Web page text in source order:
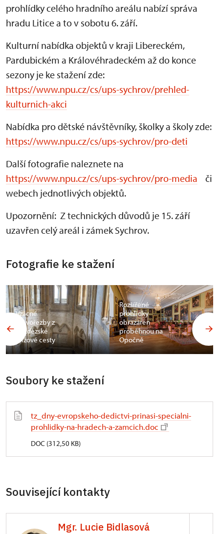
prohlídky celého hradního areálu nabízí správa
hradu Litice a to v sobotu 6. září.
Kulturní nabídka objektů v kraji Libereckém,
Pardubickém a Královéhradeckém až do konce
sezony je ke stažení zde:
https://www.npu.cz/cs/ups-sychrov/prehled-
kulturnich-akci
Nabídka pro dětské návštěvníky, školky a školy zde:
https://www.npu.cz/cs/ups-sychrov/pro-deti
Další fotografie naleznete na
https://www.npu.cz/cs/ups-sychrov/pro-media či
webech jednotlivých objektů.
Upozornění: Z technických důvodů je 15. září
uzavřen celý areál i zámek Sychrov.
Fotografie ke stažení
Vzácné
dřevořezby z
bezdězské
křížové cesty
Rozšířené
prohlídky
obrazáren
proběhnou na
Opočně
Soubory ke stažení
tz_dny-evropskeho-dedictvi-prinasi-specialni-
prohlidky-na-hradech-a-zamcich.doc
DOC (312,50 KB)
Související kontakty
Mgr. Lucie Bidlasová